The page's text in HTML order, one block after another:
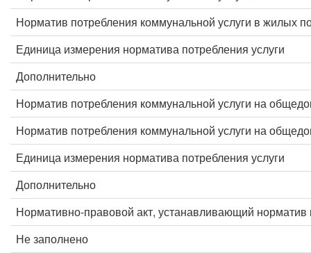
Норматив потребления коммунальной услуги в жилых
Единица измерения норматива потребления услуги
Дополнительно
Норматив потребления коммунальной услуги на
Норматив потребления коммунальной услуги на
Единица измерения норматива потребления услуги
Дополнительно
Нормативно-правовой акт, устанавливающий норматив
Не заполнено